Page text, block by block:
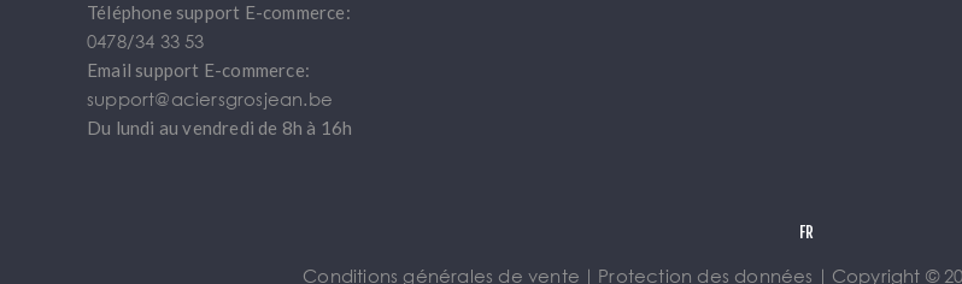
Téléphone support E-commerce:
0478/34 33 53
Email support E-commerce:
support@aciersgrosjean.be
Du lundi au vendredi de 8h à 16h
Conditions générales de vente ｜ Protection des données ｜ Copyright ©